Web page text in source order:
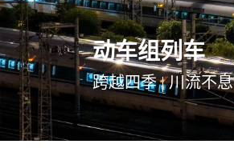
动车组列车
跨越四季 | 川流不息